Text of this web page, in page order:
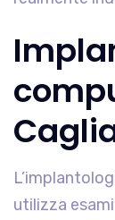
utilizza